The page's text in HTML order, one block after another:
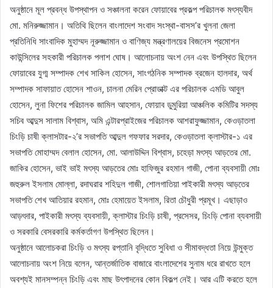
অনুষ্ঠানে মূল প্রবন্ধ উপস্থাপন ও সঞ্চালনা করেন ফোয়াবের প্রকল্প পরিচালক মৎস্যবীদ
মো. মনিরুজ্জামান। অতিথি ছিলেন বাংলাদেশ সংবাদ সংস্থা-বাসস’র খুলনা জেলা
প্রতিনিধি সাংবাদিক মুহাম্মদ নূরুজ্জামান ও বাণিজ্য মন্ত্রণালয়ের বিজনেস প্রমোশন
কাউন্সিলের সহকারী পরিচালক পলাশ ঘোষ। আলোচনায় অংশ নেন এবং উপস্থিত ছিলেন
ফোয়াবের যুগ্ম সম্পাদক শেখ সাকিল হোসেন, সাংগঠনিক সম্পাদক ব্রজেন হালদার, অর্থ
সম্পাদক সাফায়াত হোসেন শাওন, চালনা মেরিন প্রোডাক্ট এর পরিচালক এমডি আবুল
হোসেন, লুনা ফিশের পরিচালক জামিল আহসান, ফোয়াব ডুমুরিয়া আঞ্চলিক কমিটির সদস্য
সচিব আব্দুস সালাম বিশ্বাস, অমি এন্টারপ্রাইজের পরিচালক আশরাফুজ্জামান, কেওড়াতলা
চিংড়ি চাষী ক্লাসটার-২’র সভাপতি আব্দুল গফফার সরদার, কেওড়াতলা ক্লাস্টার-১ এর
সভাপতি মোহাম্মদ বেলাল হোসেন, মো. আলাউদ্দিন বিশ্বাস, চহেড়া মৎস্য আড়তের মো.
জাকির হোসেন, ভাই ভাই মৎস্য আড়তের মোঃ হাফিজুর রহমান গাজী, পোনা ব্যবসায়ী মোঃ
জহুরুল ইসলাম মোল্লা, রদাঘরার শহিদুল গাজী, শোলগাতিয়া পাইকারী মৎস্য আড়তের
সভাপতি শেখ আতিয়ার রহমান, মোঃ হেমায়েত ইসলাম, রিতা চৌধুরী প্রমূখ। এছাড়াও
আড়ৎদার, পাইকারী মৎস্য ব্যবসায়ী, ক্লাস্টার চিংড়ি চাষী, প্রসেসর, চিংড়ি পোনা ব্যবসায়ী
ও সরকারি বেসরকারি কর্মকর্তাগণ উপস্থিত ছিলেন।
অনুষ্ঠানে আলোচকরা চিংড়ি ও মৎস্য রপ্তানি বৃদ্ধিতে সুবিধা ও সীমাবদ্ধতা নিয়ে উন্মুক্ত
আলোচনায় অংশ নিয়ে বলেন, আন্তর্জাতিক বাজারে বাংলাদেশের সুনাম ধরে রাখতে হলে
অবশ্যই মানসম্পন্ন চিংড়ি এবং মাছ উৎপাদনের কোন বিকল্প নেই। আর এটি করতে হলে